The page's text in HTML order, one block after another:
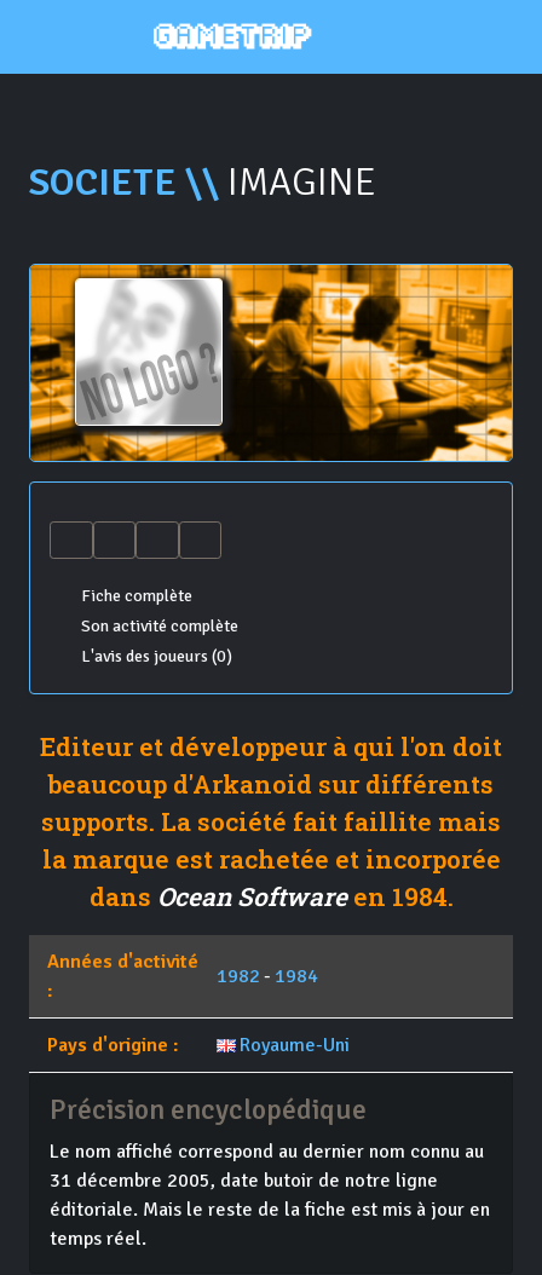
SOCIETE \\ IMAGINE
Fiche complète
Son activité complète
L'avis des joueurs (0)
Editeur et développeur à qui l'on doit
beaucoup d'Arkanoid sur différents
supports. La société fait faillite mais
la marque est rachetée et incorporée
dans Ocean Softwareen 1984.
Années d'activité
:
1982 - 1984
Pays d'origine : Royaume-Uni
Précision encyclopédique
Le nom affiché correspond au dernier nom connu au
31 décembre 2005, date butoir de notre ligne
éditoriale. Mais le reste de la fiche est mis à jour en
temps réel.